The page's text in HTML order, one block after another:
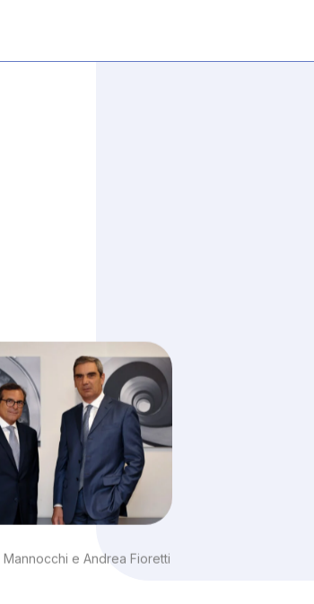
Mannocchi e Andrea Fioretti